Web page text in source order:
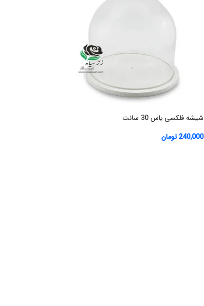
شیشه فلکسی یاس 30 سانت
240,000 تومان